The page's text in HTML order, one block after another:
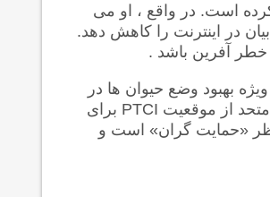
انجامیده در ژوئیه2012 را، پیش بینی کرده است. در واقع ، او می
در اینترنت را کاهش دهد.
آفرین باشد .
بهبود وضع حیوان ها در
از موقعیت PTCI برای
نظر «حمایت گران» است و